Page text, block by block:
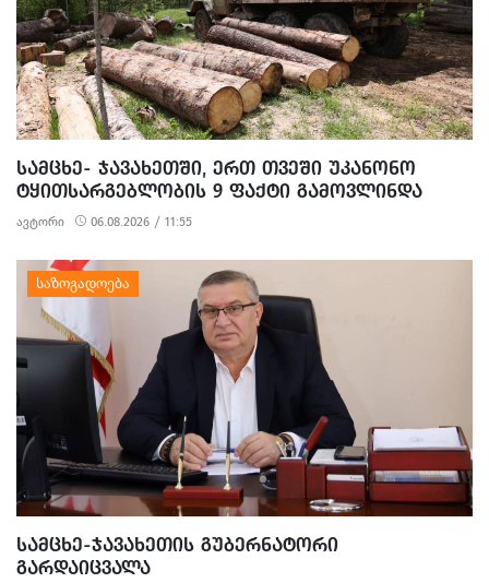
ᲡᲐᲛᲪᲮᲔ- ᲯᲐᲕᲐᲮᲔᲗᲨᲘ, ᲔᲠᲗ ᲗᲕᲔᲨᲘ ᲣᲙᲐᲜᲝᲜᲝ
ᲢᲧᲘᲗᲡᲐᲠᲒᲔᲑᲚᲝᲑᲘᲡ 9 ᲤᲐᲥᲢᲘ ᲒᲐᲛᲝᲕᲚᲘᲜᲓᲐ
ავტორი 06.08.2026 / 11:55
ᲡᲐᲛᲪᲮᲔ-ᲯᲐᲕᲐᲮᲔᲗᲘᲡ ᲒᲣᲑᲔᲠᲜᲐᲢᲝᲠᲘ
ᲒᲐᲠᲓᲐᲘᲪᲕᲐᲚᲐ